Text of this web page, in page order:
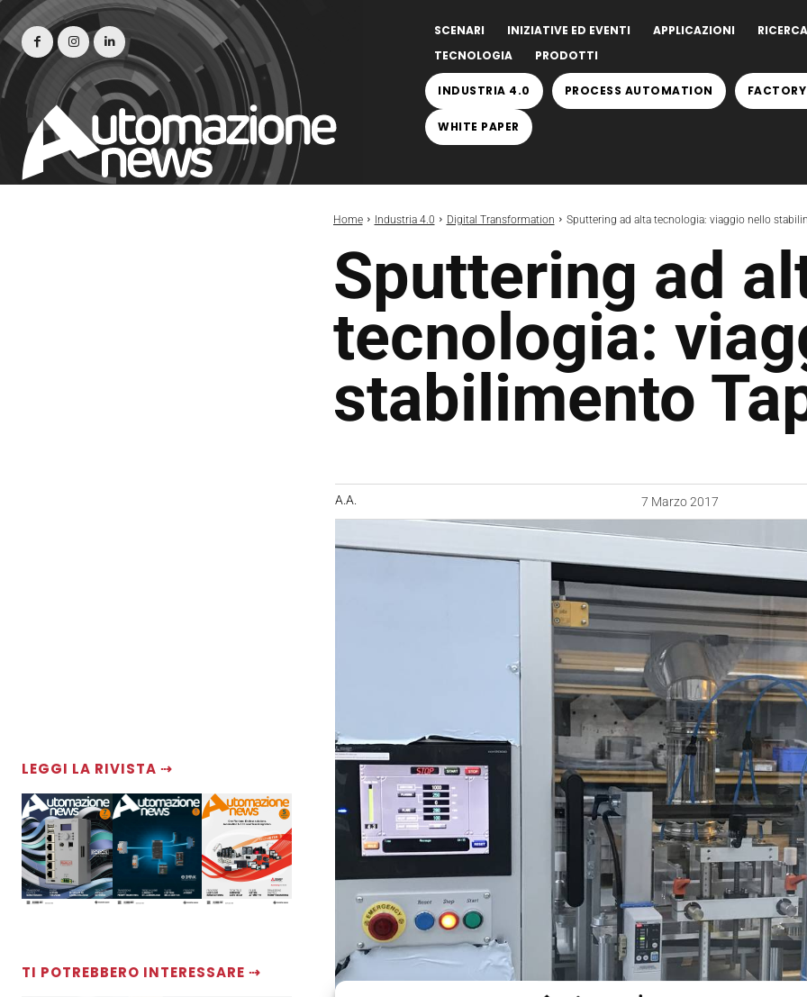
SCENARI INIZIATIVE ED EVENTI APPLICAZIONI
TECNOLOGIA
PRODOTTI
INDUSTRIA 4.0 PROCESS AUTOMATION
WHITE PAPER
Home Industria 4.0 Digital Transformation Sputtering ad alta tecnologia: viaggio nello
Sputtering ad
tecnologia:
stabilimento
LEGGI LA RIVISTA ⇢
TI POTREBBERO INTERESSARE ⇢
A.A. 7 Marzo 2017